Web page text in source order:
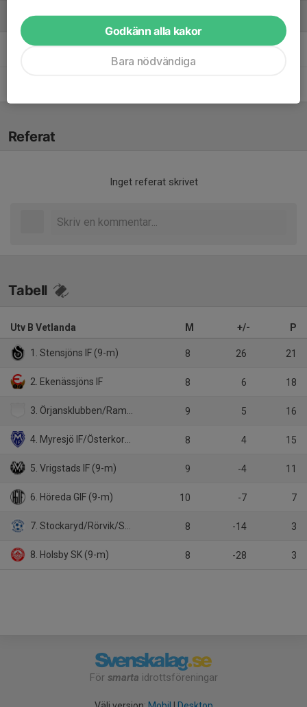
Ledare
Emil OlssonAssisterande tränare
Referat
Inget referat skrivet
Tabell
Utv B Vetlanda M +/- P
1. Stensjöns IF (9-m) 8 26 21
2. Ekenässjöns IF 8 6 18
3. Örjansklubben/Ramkvilla IF (9-m) 9 5 16
4. Myresjö IF/Österkorsberga IF 8 4 15
5. Vrigstads IF (9-m) 9 -4 11
6. Höreda GIF (9-m) 10 -7 7
7. Stockaryd/Rörvik/Sävsjö (9-m) 8 -14 3
8. Holsby SK (9-m) 8 -28 3
För smarta idrottsföreningar
Godkänn alla kakor
Bara nödvändiga